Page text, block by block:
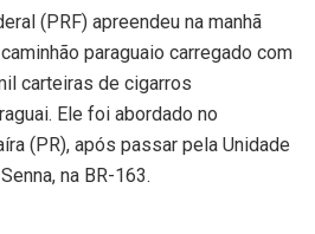
(PRF) apreendeu na manhã
paraguaio carregado com
carteiras de cigarros
Ele foi abordado no
(PR), após passar pela Unidade
na BR-163.